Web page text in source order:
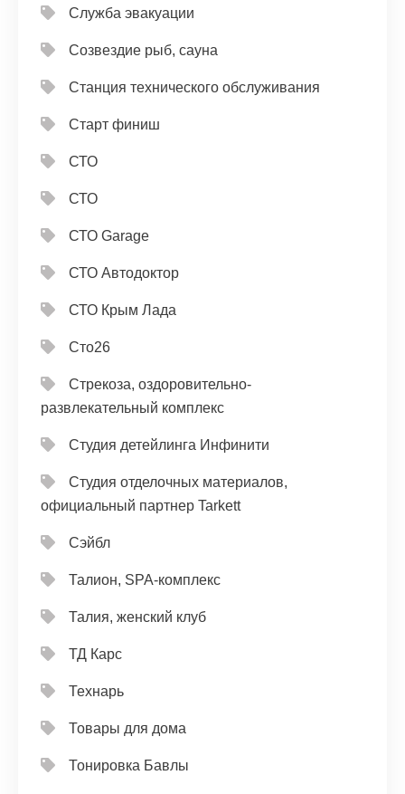
Служба эвакуации
Созвездие рыб, сауна
Станция технического обслуживания
Старт финиш
СТО
СТО
СТО Garage
СТО Автодоктор
СТО Крым Лада
Сто26
Стрекоза, оздоровительно-
развлекательный комплекс
Студия детейлинга Инфинити
Студия отделочных материалов,
официальный партнер Tarkett
Сэйбл
Талион, SPA-комплекс
Талия, женский клуб
ТД Карс
Технарь
Товары для дома
Тонировка Бавлы